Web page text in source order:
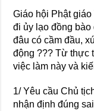
Giáo hội Phật
đi ủy lạo đồng
đâu có cầm đầu,
động ??? Từ thực
việc làm này và
1/ Yêu cầu Chủ
nhận định đúng